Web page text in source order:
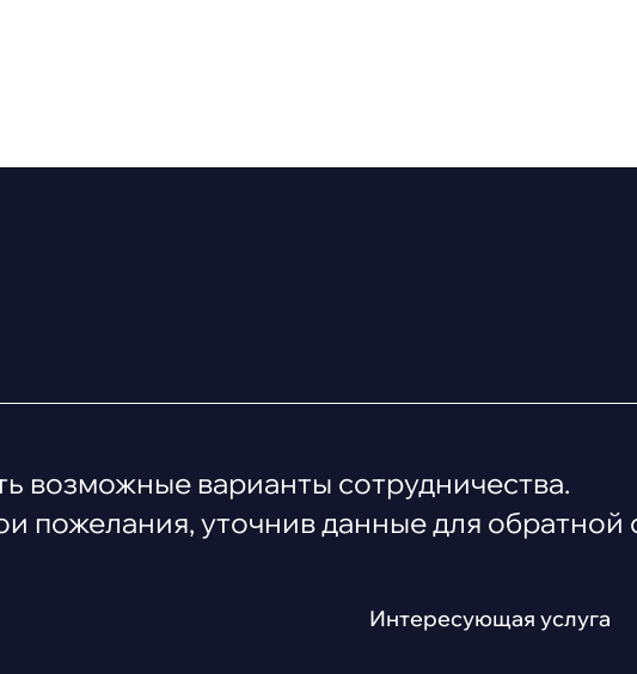
возможные варианты сотрудничества.
пожелания, уточнив данные для обратной
Интересующая услуга